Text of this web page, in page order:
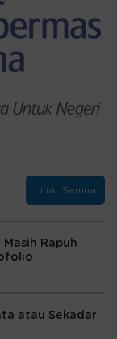
Lihat Semua
Rapuh
atau Sekadar